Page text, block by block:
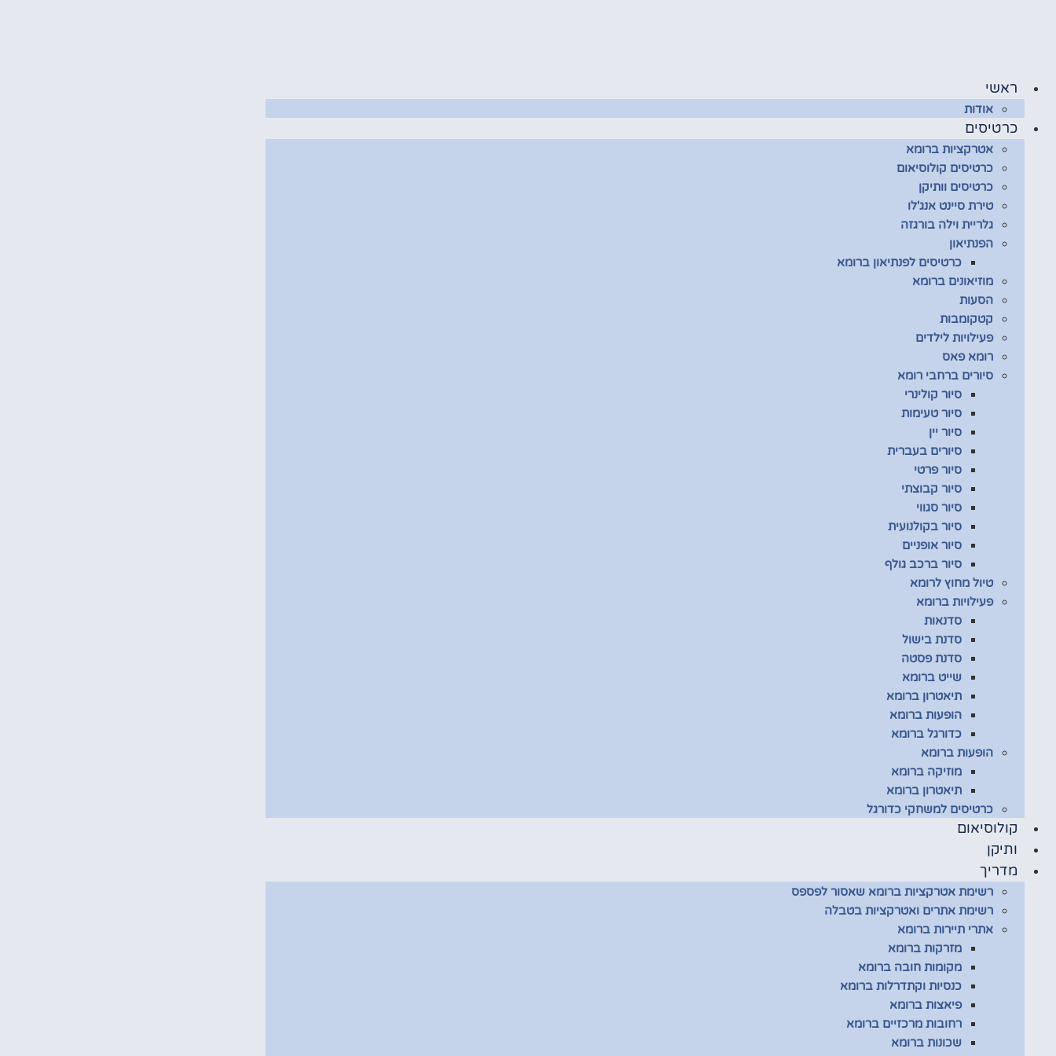
ראשי
אודות
כרטיסים
אטרקציות ברומא
כרטיסים קולוסיאום
כרטיסים וותיקן
טירת סיינט אנג'לו
גלריית וילה בורגזה
הפנתיאון
כרטיסים לפנתיאון ברומא
מוזיאונים ברומא
הסעות
קטקומבות
פעילויות לילדים
רומא פאס
סיורים ברחבי רומא
סיור קולינרי
סיור טעימות
סיור יין
סיורים בעברית
סיור פרטי
סיור קבוצתי
סיור סגווי
סיור בקולנועית
סיור אופניים
סיור ברכב גולף
טיול מחוץ לרומא
פעילויות ברומא
סדנאות
סדנת בישול
סדנת פסטה
שייט ברומא
תיאטרון ברומא
הופעות ברומא
כדורגל ברומא
הופעות ברומא
מוזיקה ברומא
תיאטרון ברומא
כרטיסים למשחקי כדורגל
קולוסיאום
ותיקן
מדריך
רשימת אטרקציות ברומא שאסור לפספס
רשימת אתרים ואטרקציות בטבלה
אתרי תיירות ברומא
מזרקות ברומא
מקומות חובה ברומא
כנסיות וקתדרלות ברומא
פיאצות ברומא
רחובות מרכזיים ברומא
שכונות ברומא